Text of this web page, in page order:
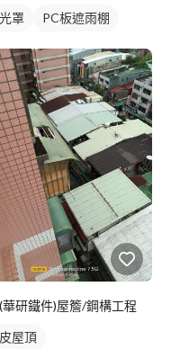
罩
PC板遮雨棚
板採光罩
(華研鐵件)屋簷/鋼構工程
屋頂